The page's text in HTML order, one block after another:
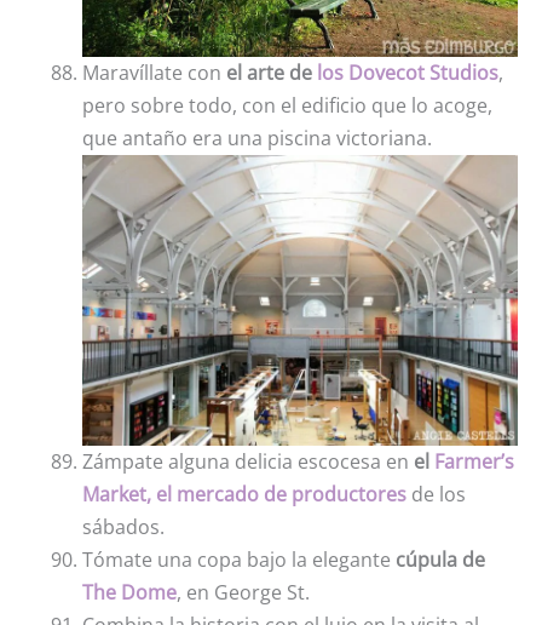
Maravíllate con el arte de los Dovecot Studios,
pero sobre todo, con el edificio que lo acoge,
que antaño era una piscina victoriana.
Zámpate alguna delicia escocesa en el Farmer’s
Market, el mercado de productores de los
sábados.
Tómate una copa bajo la elegante cúpula de
The Dome, en George St.